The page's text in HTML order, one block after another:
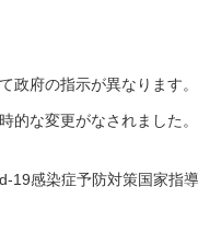
政府の指示が異なります
的な変更がなされました。
19感染症予防対策国家指